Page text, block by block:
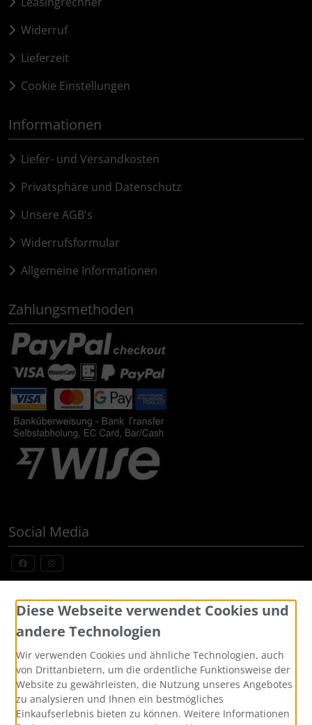
Widerruf
Lieferzeit
Cookie Einstellungen
Informationen
Liefer- und Versandkosten
Privatsphäre und Datenschutz
Unsere AGB's
Widerrufsformular
Allgemeine Informationen
Zahlungsmethoden
Social Media
Widerrufsformular
Diese Webseite verwendet Cookies und
andere Technologien
Wir verwenden Cookies und ähnliche Technologien, auch
von Drittanbietern, um die ordentliche Funktionsweise der
Website zu gewährleisten, die Nutzung unseres Angebotes
zu analysieren und Ihnen ein bestmögliches
Einkaufserlebnis bieten zu können. Weitere Informationen